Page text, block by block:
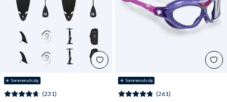
☀️ Sommerudsalg
(231)
☀️ Sommerudsalg
(261)